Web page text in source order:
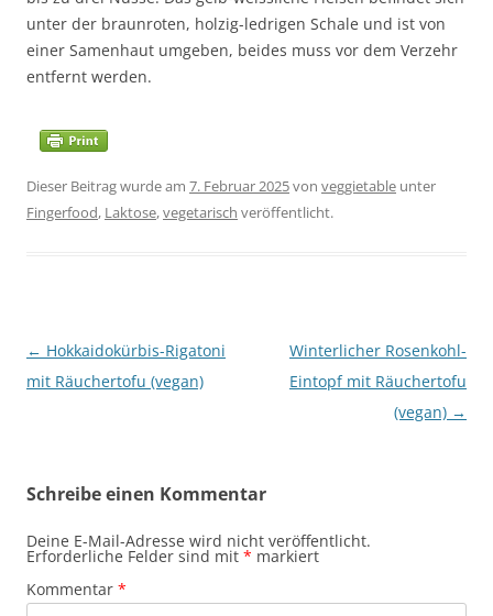
unter der braunroten, holzig-ledrigen Schale und ist von
einer Samenhaut umgeben, beides muss vor dem Verzehr
entfernt werden.
Dieser Beitrag wurde am 7. Februar 2025von veggietable unter
Fingerfood, Laktose,vegetarisch veröffentlicht.
Beitragsnavigation
← Hokkaidokürbis-Rigatoni
mit Räuchertofu (vegan)
Winterlicher Rosenkohl-
Eintopf mit Räuchertofu
(vegan) →
Schreibe einen Kommentar
Deine E-Mail-Adresse wird nicht veröffentlicht.
Erforderliche Felder sind mit * markiert
Kommentar *